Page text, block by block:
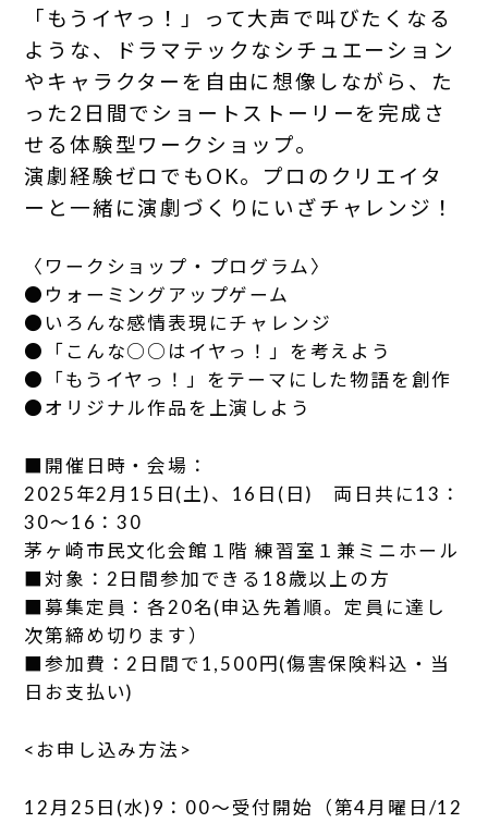
「もうイヤっ！」って大声で叫びたくなる
ような、ドラマテックなシチュエーション
やキャラクターを自由に想像しながら、た
った2日間でショートストーリーを完成さ
せる体験型ワークショップ。
演劇経験ゼロでもOK。プロのクリエイタ
ーと一緒に演劇づくりにいざチャレンジ！
〈ワークショップ・プログラム〉
●ウォーミングアップゲーム
●いろんな感情表現にチャレンジ
●「こんな○○はイヤっ！」を考えよう
●「もうイヤっ！」をテーマにした物語を創作
●オリジナル作品を上演しよう
■開催日時・会場：
2025年2月15日(土)、16日(日) 両日共に13：
30～16：30
茅ヶ崎市民文化会館１階 練習室１兼ミニホール
■対象：2日間参加できる18歳以上の方
■募集定員：各20名(申込先着順。定員に達し
次第締め切ります）
■参加費：2日間で1,500円(傷害保険料込・当
日お支払い)
<お申し込み方法>
12月25日(水)9：00～受付開始（第4月曜日/12